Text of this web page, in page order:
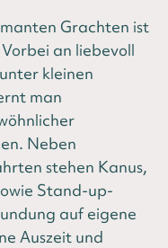
Grachten ist
an liebevoll
kleinen
man
Neben
stehen Kanus,
Stand-up-
auf eigene
Auszeit und